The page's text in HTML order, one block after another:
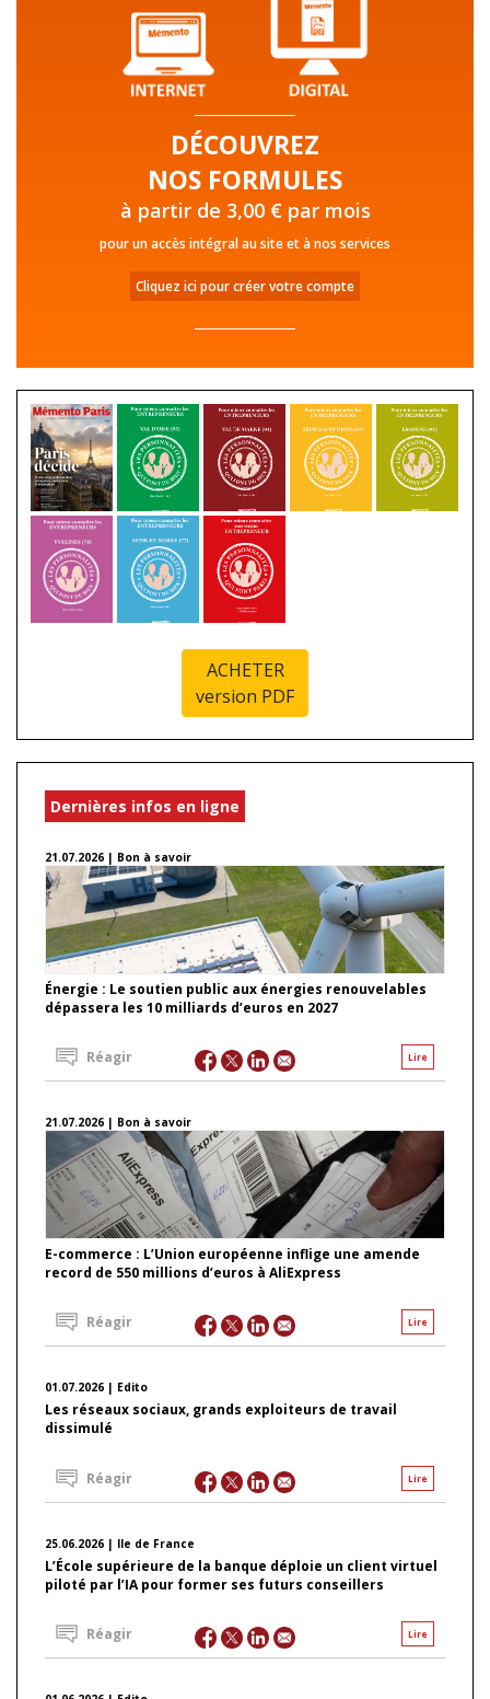
DÉCOUVREZ
NOS FORMULES
à partir de 3,00 € par mois
pour un accès intégral au site et à nos services
Cliquez ici pour créer votre compte
ACHETER
version PDF
Dernières infos en ligne
21.07.2026 | Bon à savoir
Énergie : Le soutien public aux énergies renouvelables
dépassera les 10 milliards d’euros en 2027
Lire
Réagir
21.07.2026 | Bon à savoir
E-commerce : L’Union européenne inflige une amende
record de 550 millions d’euros à AliExpress
Lire
Réagir
01.07.2026 | Edito
Les réseaux sociaux, grands exploiteurs de travail
dissimulé
Lire
Réagir
25.06.2026 | Ile de France
L’École supérieure de la banque déploie un client virtuel
piloté par l’IA pour former ses futurs conseillers
Lire
Réagir